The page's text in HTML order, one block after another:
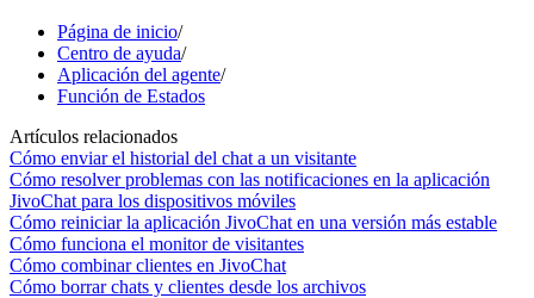
Página de inicio/
Centro de ayuda/
Aplicación del agente/
Función de Estados
Artículos relacionados
Cómo enviar el historial del chat a un visitante
Cómo resolver problemas con las notificaciones en la aplicación
JivoChat para los dispositivos móviles
Cómo reiniciar la aplicación JivoChat en una versión más estable
Cómo funciona el monitor de visitantes
Cómo combinar clientes en JivoChat
Cómo borrar chats y clientes desde los archivos